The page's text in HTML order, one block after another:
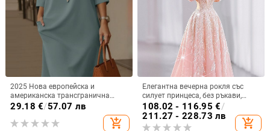
2025 Нова европейска и
американска трансгранична
елегантна рокля с кръгло
едноцветна, със страничен джоб
29.18 €/57.07 лв
add_shopping_cart
Елегантна вечерна рокля със
силует принцеса, без ръкави,
дълга пола, талия средна,
полиестер
108.02 - 116.95 €/
211.27 - 228.73 лв
add_shopping_cart